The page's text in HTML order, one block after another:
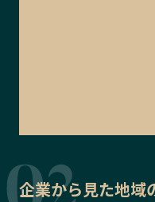
企業から見た地域